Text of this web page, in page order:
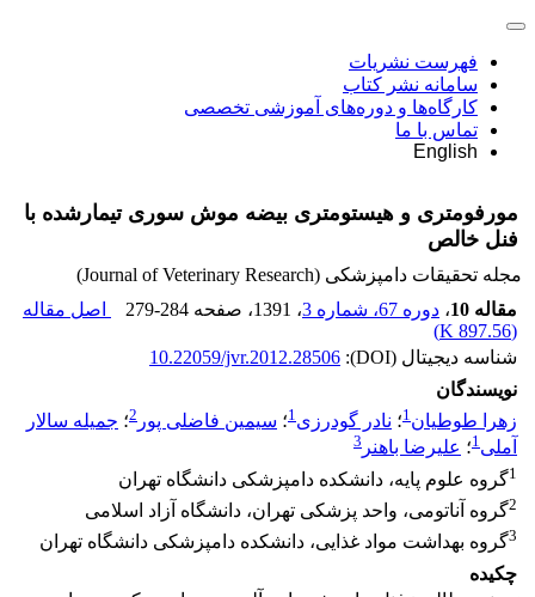
فهرست نشریات
سامانه نشر کتاب
کارگاه‌ها و دوره‌های آموزشی تخصصی
تماس با ما
English
مورفومتری و هیستومتری بیضه موش سوری تیمارشده با
فنل خالص
مجله تحقیقات دامپزشکی (Journal of Veterinary Research)
مقاله 10
، دوره 67، شماره 3 ، 1391 ، صفحه 279-284
اصل مقاله
(
897.56 K
)
شناسه دیجیتال (DOI):
10.22059/jvr.2012.28506
نویسندگان
زهرا طوطیان1؛ نادر گودرزی1؛ سیمین فاضلی پور 2؛ جمیله سالار
آملی1؛ علیرضا باهنر 3
1گروه علوم پایه، دانشکده دامپزشکی دانشگاه تهران
2گروه آناتومی، واحد پزشکی تهران، دانشگاه آزاد اسلامی
3گروه بهداشت مواد غذایی، دانشکده دامپزشکی دانشگاه تهران
چکیده